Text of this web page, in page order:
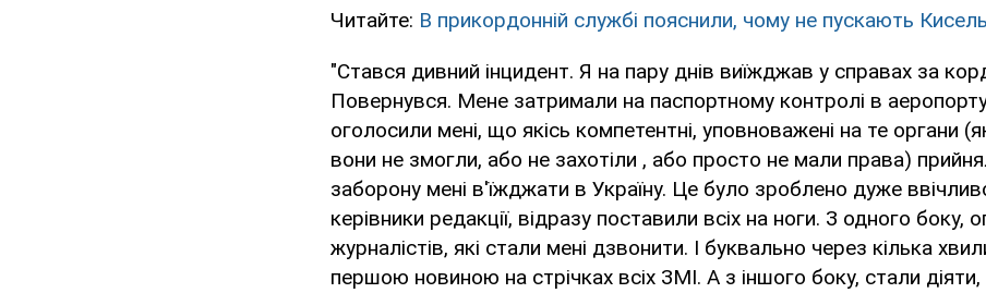
Читайте: В прикордонній службі пояснили, чому не пускають
"Стався дивний інцидент. Я на пару днів виїжджав у справах за
Повернувся. Мене затримали на паспортному контролі в аеропорту
оголосили мені, що якісь компетентні, уповноважені на те органи
вони не змогли, або не захотіли , або просто не мали права)
заборону мені в'їжджати в Україну. Це було зроблено дуже
керівники редакції, відразу поставили всіх на ноги. З одного боку,
журналістів, які стали мені дзвонити. І буквально через кілька
першою новиною на стрічках всіх ЗМІ. А з іншого боку, стали